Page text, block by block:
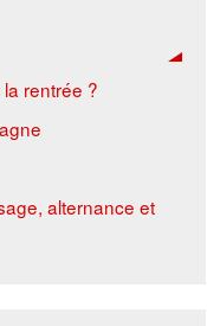
rentrée ?
alternance et